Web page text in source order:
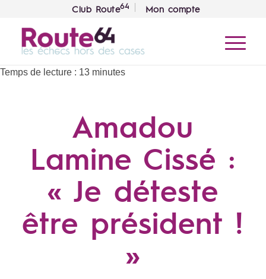
Club Route64 Mon compte
Temps de lecture : 13 minutes
Amadou
Lamine Cissé :
« Je déteste
être président !
»